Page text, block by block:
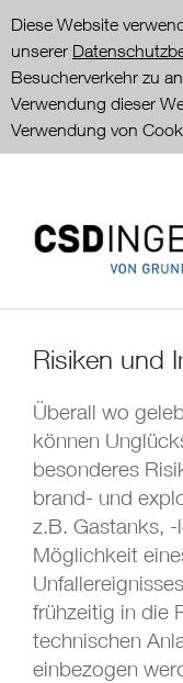
Diese Website
unserer
Besucherverkehr zu
Verwendung dieser
Verwendung von
Risiken und
Überall wo
können
besonderes
brand- und
z.B. Gastanks,
Möglichkeit
frühzeitig in die
technischen
einbezogen